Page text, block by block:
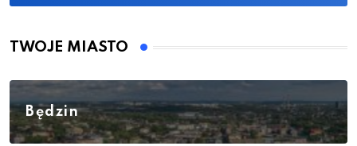
TWOJE MIASTO
Będzin